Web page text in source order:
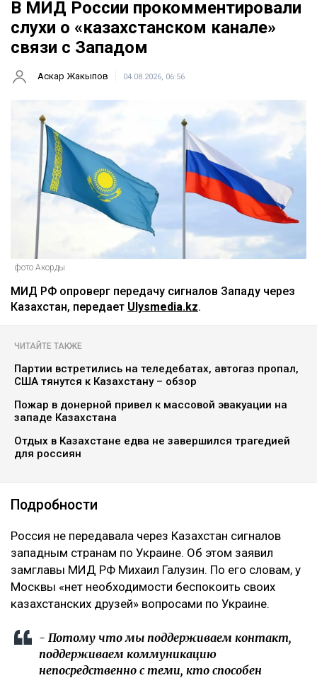
В МИД России прокомментировали
слухи о «казахстанском канале»
связи с Западом
Аскар Жакыпов 04.08.2026, 06:56
фото Акорды
МИД РФ опроверг передачу сигналов Западу через
Казахстан, передает Ulysmedia.kz.
ЧИТАЙТЕ ТАКЖЕ
Партии встретились на теледебатах, автогаз пропал,
США тянутся к Казахстану – обзор
Пожар в донерной привел к массовой эвакуации на
западе Казахстана
Отдых в Казахстане едва не завершился трагедией
для россиян
Подробности
‎Россия не передавала через Казахстан сигналов
западным странам по Украине. Об этом заявил
замглавы МИД РФ Михаил Галузин. По его словам, у
Москвы «нет необходимости беспокоить своих
казахстанских друзей» вопросами по Украине.
‎- Потому что мы поддерживаем контакт,
поддерживаем коммуникацию
непосредственно с теми, кто способен